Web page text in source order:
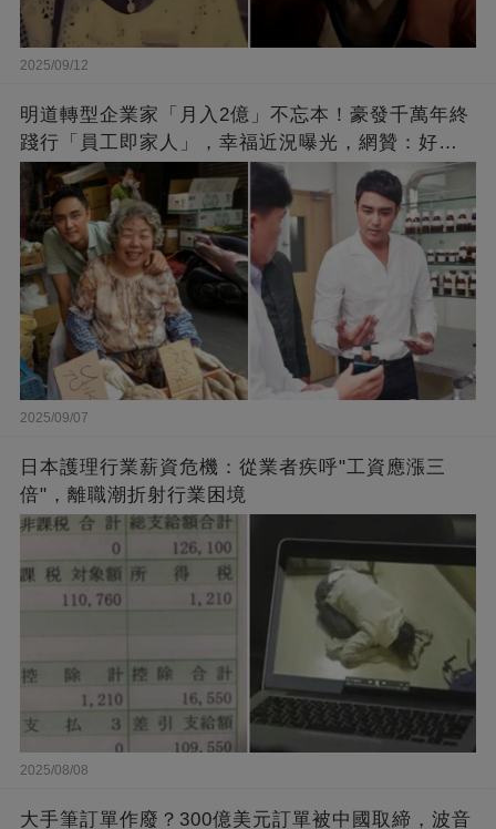
2025/09/12
明道轉型企業家「月入2億」不忘本！豪發千萬年終
踐行「員工即家人」，幸福近況曝光，網贊：好老
闆的福報
2025/09/07
日本護理行業薪資危機：從業者疾呼"工資應漲三
倍"，離職潮折射行業困境
2025/08/08
大手筆訂單作廢？300億美元訂單被中國取締，波音